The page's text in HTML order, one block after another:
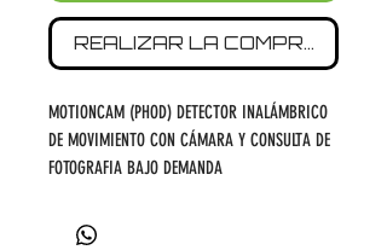
REALIZAR LA COMPRA
MOTIONCAM (PHOD) DETECTOR INALÁMBRICO
DE MOVIMIENTO CON CÁMARA Y CONSULTA DE
FOTOGRAFIA BAJO DEMANDA